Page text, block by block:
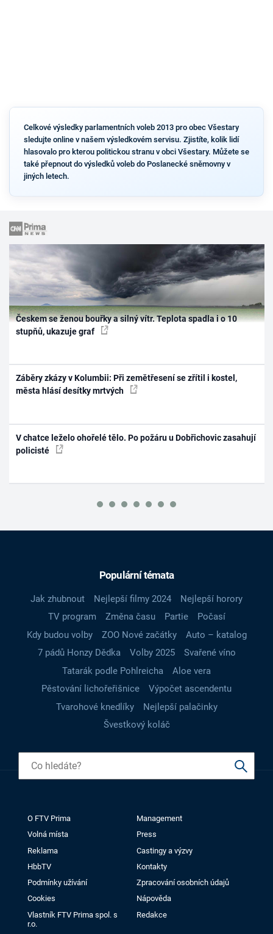
Celkové výsledky parlamentních voleb 2013 pro obec Všestary
sledujte online v našem výsledkovém servisu. Zjistíte, kolik lidí
hlasovalo pro kterou politickou stranu v obci Všestary. Můžete se
také přepnout do výsledků voleb do Poslanecké sněmovny v
jiných letech.
Českem se ženou bouřky a silný vítr. Teplota spadla i o 10
stupňů, ukazuje graf
Záběry zkázy v Kolumbii: Při zemětřesení se zřítil i kostel,
města hlásí desítky mrtvých
V chatce leželo ohořelé tělo. Po požáru u Dobřichovic zasahují
policisté
Populární témata
Jak zhubnout Nejlepší filmy 2024
Nejlepší horory
TV program
Změna času Partie
Počasí
Kdy budou volby
ZOO Nové začátky
Auto – katalog
7 pádů Honzy Dědka
Volby 2025
Svařené víno
Tatarák podle Pohlreicha
Aloe vera
Pěstování lichořeřišnice
Výpočet ascendentu
Tvarohové knedlíky
Nejlepší palačinky
Švestkový koláč
O FTV Prima
Management
Volná místa
Press
Reklama
Castingy a výzvy
HbbTV
Kontakty
Podmínky užívání
Zpracování osobních údajů
Cookies
Nápověda
Vlastník FTV Prima spol. s
r.o.
Redakce